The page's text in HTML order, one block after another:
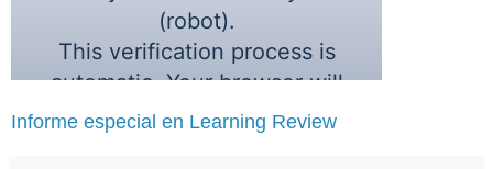
Informe especial en Learning Review